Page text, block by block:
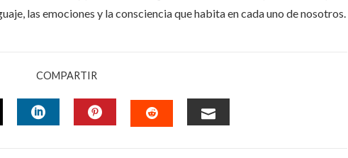
las emociones y la consciencia que habita en cada uno de nosotros.
COMPARTIR